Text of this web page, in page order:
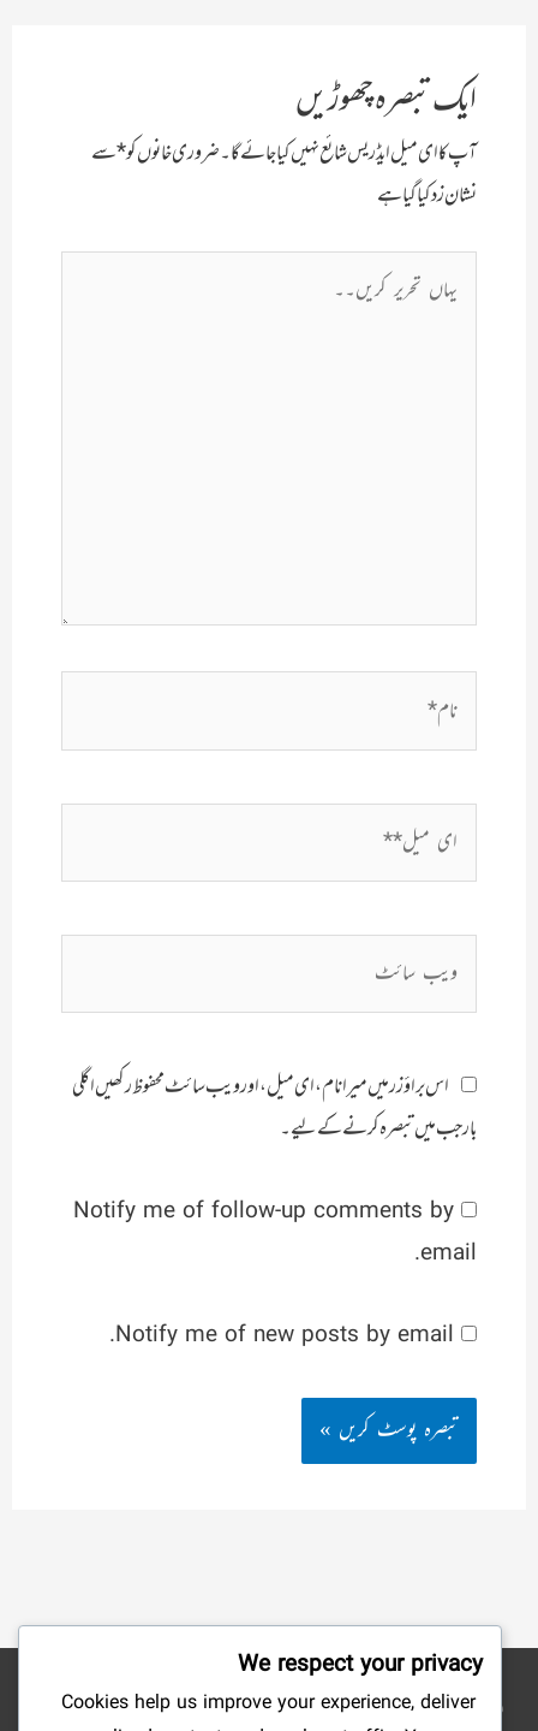
ایک تبصرہ چھوڑیں
آپ کا ای میل ایڈریس شائع نہیں کیا جائے گا۔ضروری خانوں کو*سے
نشان زد کیا گیا ہے
تحریر
میل**
اس براؤزر میں میرا نام، ای میل، اور ویب سائٹ محفوظ رکھیں اگلی
بار جب میں تبصرہ کرنے کےلیے۔
Notify me of follow-up comments by
email.
Notify me of new posts by email.
نوٹ: شائع کردہ مضامین وکتب کے جملہ حقوق بحق ناشرین ومصنفین محفوظ ہیں۔ ہمارا
We respect your privacy
Cookies help us improve your experience, deliver